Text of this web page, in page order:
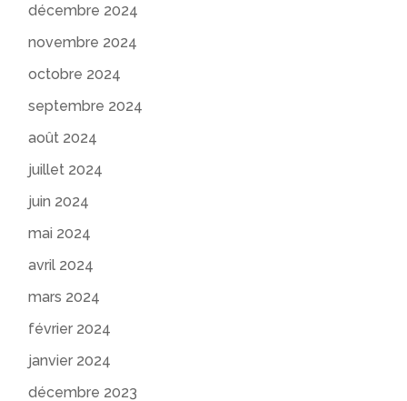
décembre 2024
novembre 2024
octobre 2024
septembre 2024
août 2024
juillet 2024
juin 2024
mai 2024
avril 2024
mars 2024
février 2024
janvier 2024
décembre 2023